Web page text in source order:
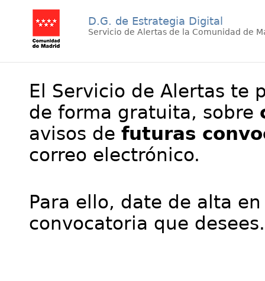
D.G. de Estrategia Digital
Servicio de Alertas de la Comunidad de
El Servicio de Alertas te
de forma gratuita, sobre
avisos de futuras
correo electrónico.
Para ello, date de alta
convocatoria que desees.